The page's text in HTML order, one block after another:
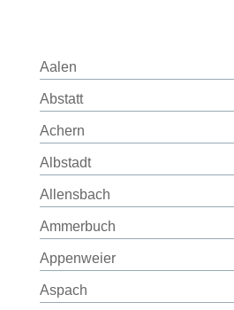
Aalen
Abstatt
Achern
Albstadt
Allensbach
Ammerbuch
Appenweier
Aspach